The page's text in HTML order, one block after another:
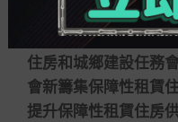
探新的成長模式，堅
市場，推動保障性住
住房和城鄉建設任務
會新籌集保障性租賃
提升保障性租賃住房